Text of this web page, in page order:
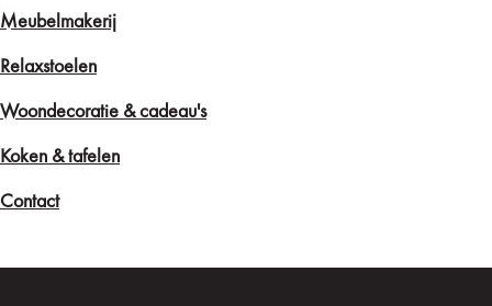
Meubelmakerij
Relaxstoelen
Woondecoratie & cadeau's
Koken & tafelen
Contact